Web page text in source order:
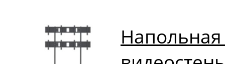
Напольная